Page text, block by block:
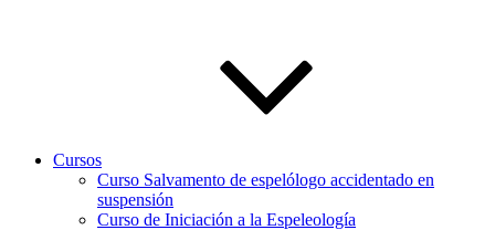
Cursos
Curso Salvamento de espelólogo accidentado en
suspensión
Curso de Iniciación a la Espeleología